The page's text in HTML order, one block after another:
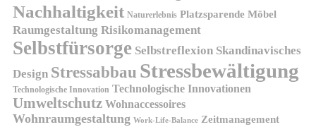
Nachhaltigkeit Naturerlebnis Platzsparende Möbel
Raumgestaltung Risikomanagement
Selbstfürsorge Selbstreflexion Skandinavisches
Design Stressabbau Stressbewältigung
Technologische Innovation Technologische Innovationen
Umweltschutz Wohnaccessoires
Wohnraumgestaltung Work-Life-Balance Zeitmanagement